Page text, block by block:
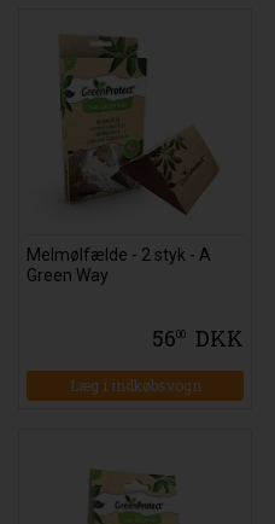
Melmølfælde - 2 styk - A
Green Way
5600 DKK